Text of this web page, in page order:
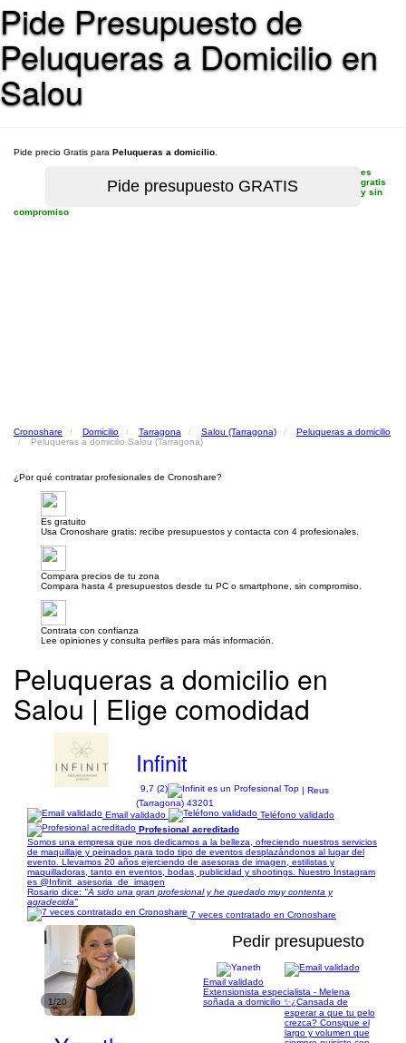
Pide Presupuesto de
Peluqueras a Domicilio en
Salou
Pide precio Gratis para Peluqueras a domicilio
es
gratis
y sin
compromiso
Cronoshare Domicilio Tarragona Salou (Tarragona)
Peluqueras a domicilio
Peluqueras a domicilio Salou (Tarragona)
¿Por qué contratar profesionales de Cronoshare?
Es gratuito
Usa Cronoshare gratis: recibe presupuestos y contacta con 4 profesionales.
Compara precios de tu zona
Compara hasta 4 presupuestos desde tu PC o smartphone, sin compromiso.
Contrata con confianza
Lee opiniones y consulta perfiles para más información.
Peluqueras a domicilio en
Salou | Elige comodidad
Infinit
9,7 (2)
| Reus
(Tarragona) 43201
Email validado
Teléfono validado
Profesional acreditado
Somos una empresa que nos dedicamos a la belleza, ofreciendo nuestros servicios
de maquillaje y peinados para todo tipo de eventos desplazándonos al lugar del
evento. Llevamos 20 años ejerciendo de asesoras de imagen, estilistas y
maquilladoras, tanto en eventos, bodas, publicidad y shootings. Nuestro Instagram
es @Infinit_asesoria_de_imagen
Rosario dice: "A sido una gran profesional y he quedado muy contenta y
agradecida"
7 veces contratado en Cronoshare
1/20
Pedir presupuesto
Email validado
Extensionista especialista - Melena
soñada a domicilio ✨ ​¿Cansada de
esperar a que tu pelo
crezca? Consigue el
largo y volumen que